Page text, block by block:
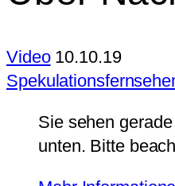
Video 10.10.19
Sie sehen
unten. Bitte